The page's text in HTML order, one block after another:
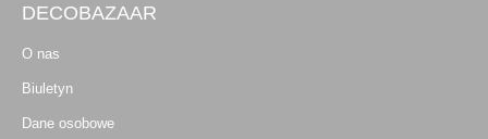
DECOBAZAAR
O nas
Biuletyn
Dane osobowe